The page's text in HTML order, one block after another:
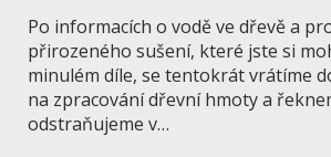
Po informacích o vodě ve dřevě a
přirozeného sušení, které jste si
minulém díle, se tentokrát vrátíme
na zpracování dřevní hmoty a
odstraňujeme v…